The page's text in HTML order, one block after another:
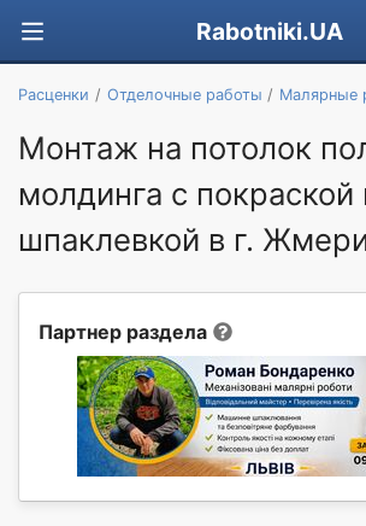
Rabotniki.UA
Расценки Отделочные работы Малярные
Монтаж на потолок
молдинга c покраской
шпаклевкой в г.
Партнер раздела